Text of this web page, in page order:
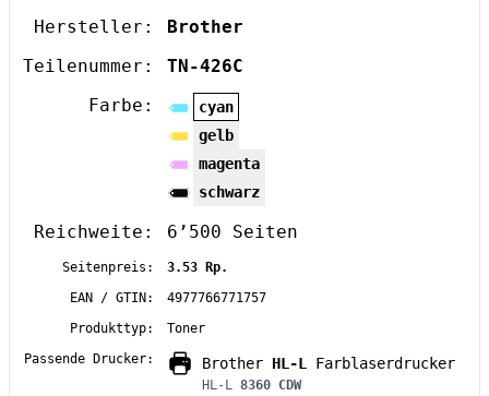
Hersteller:
Brother
Teilenummer:
TN-426C
Farbe:
cyan
gelb
magenta
schwarz
Reichweite: 6’500 Seiten
Seitenpreis:
3.53 Rp.
EAN / GTIN:
4977766771757
Produkttyp:
Toner
Passende Drucker:
Brother HL-L Farblaserdrucker
HL-L 8360 CDW